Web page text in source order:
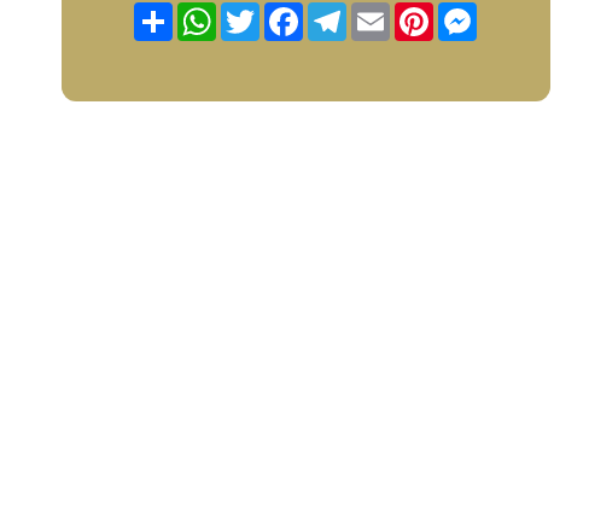
ShareWhatsApp
TwitterFacebookTelegram
Email Pinterest